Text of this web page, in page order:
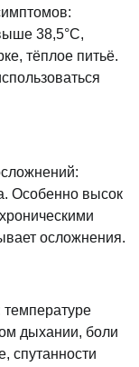
38,5°С,
тёплое питьё.
Особенно высок
осложнения.
температуре
дыхании, боли
спутанности